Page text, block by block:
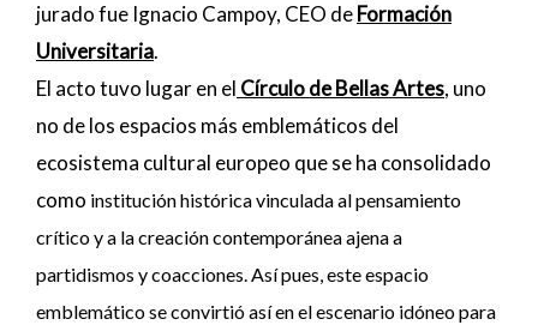
jurado fue Ignacio Campoy, CEO deFormación
Universitaria.
El acto tuvo lugar en el Círculo de Bellas Artes, uno
no de los espacios más emblemáticos del
ecosistema cultural europeo que se ha consolidado
como institución histórica vinculada al pensamiento
crítico y a la creación contemporánea ajena a
partidismos y coacciones. Así pues, este espacio
emblemático se convirtió así en el escenario idóneo para